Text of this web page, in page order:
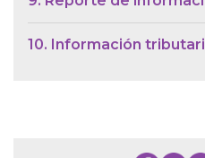
10. Información